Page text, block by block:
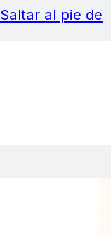
Saltar al pie de